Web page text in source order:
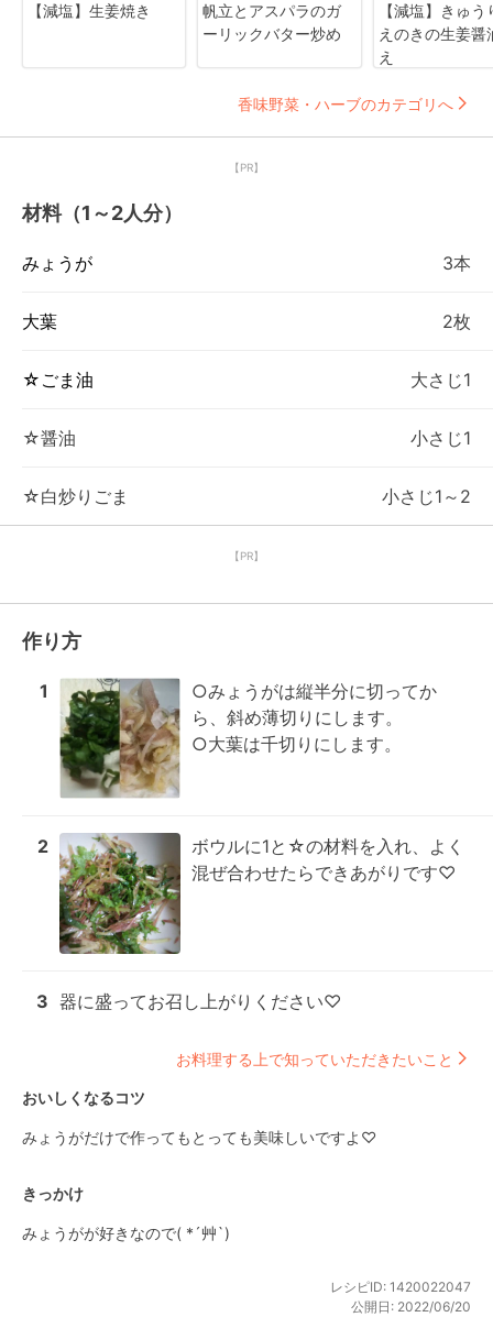
【減塩】生姜焼き
帆立とアスパラのガ
ーリックバター炒め
【減塩】きゅう
えのきの生姜醤
え
香味野菜・ハーブのカテゴリへ
【PR】
材料（1～2人分）
みょうが 3本
大葉 2枚
☆ごま油 大さじ1
☆醤油 小さじ1
☆白炒りごま 小さじ1～2
【PR】
作り方
1
○みょうがは縦半分に切ってか
ら、斜め薄切りにします。
○大葉は千切りにします。
2
ボウルに1と☆の材料を入れ、よく
混ぜ合わせたらできあがりです♡
3 器に盛ってお召し上がりください♡
お料理する上で知っていただきたいこと
おいしくなるコツ
みょうがだけで作ってもとっても美味しいですよ♡
きっかけ
みょうがが好きなので( *´艸`)
レシピID: 1420022047
公開日: 2022/06/20